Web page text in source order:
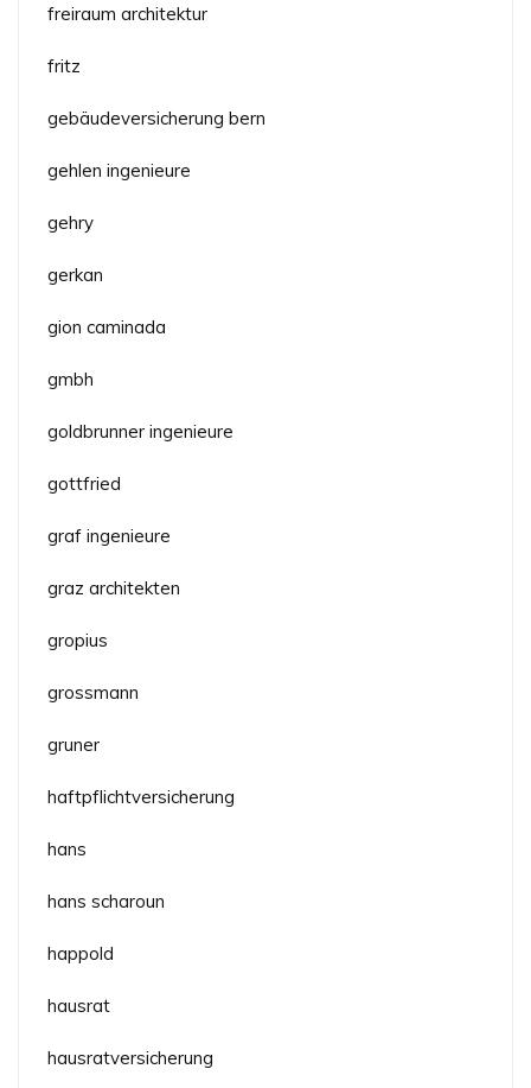
freiraum architektur
fritz
gebäudeversicherung bern
gehlen ingenieure
gehry
gerkan
gion caminada
gmbh
goldbrunner ingenieure
gottfried
graf ingenieure
graz architekten
gropius
grossmann
gruner
haftpflichtversicherung
hans
hans scharoun
happold
hausrat
hausratversicherung